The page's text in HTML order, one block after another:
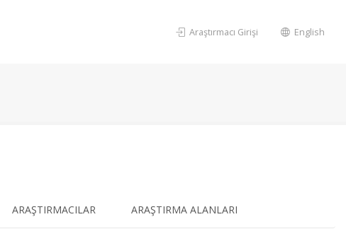
Araştırmacı Girişi English
ARAŞTIRMACILAR ARAŞTIRMA ALANLARI